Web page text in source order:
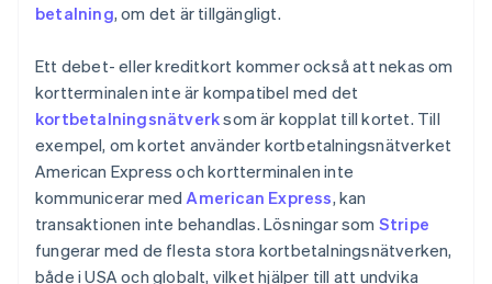
betalning, om det är tillgängligt.
Ett debet- eller kreditkort kommer också att nekas om
kortterminalen inte är kompatibel med det
kortbetalningsnätverksom är kopplat till kortet. Till
exempel, om kortet använder kortbetalningsnätverket
American Express och kortterminalen inte
kommunicerar medAmerican Express, kan
transaktionen inte behandlas. Lösningar som Stripe
fungerar med de flesta stora kortbetalningsnätverken,
både i USA och globalt, vilket hjälper till att undvika